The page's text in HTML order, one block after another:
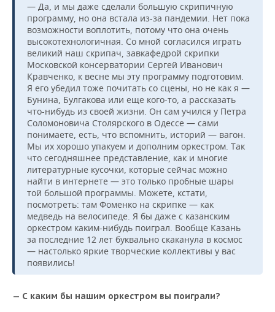
— Да, и мы даже сделали большую скрипичную
программу, но она встала из-за пандемии. Нет пока
возможности воплотить, потому что она очень
высокотехнологичная. Со мной согласился играть
великий наш скрипач, завкафедрой скрипки
Московской консерватории Сергей Иванович
Кравченко, к весне мы эту программу подготовим.
Я его убедил тоже почитать со сцены, но не как я —
Бунина, Булгакова или еще кого-то, а рассказать
что-нибудь из своей жизни. Он сам учился у Петра
Соломоновича Столярского в Одессе — сами
понимаете, есть, что вспомнить, историй — вагон.
Мы их хорошо упакуем и дополним оркестром. Так
что сегодняшнее представление, как и многие
литературные кусочки, которые сейчас можно
найти в интернете — это только пробные шары
той большой программы. Можете, кстати,
посмотреть: там Фоменко на скрипке — как
медведь на велосипеде. Я бы даже с казанским
оркестром каким-нибудь поиграл. Вообще Казань
за последние 12 лет буквально скаканула в космос
— настолько яркие творческие коллективы у вас
появились!
— С каким бы нашим оркестром вы поиграли?